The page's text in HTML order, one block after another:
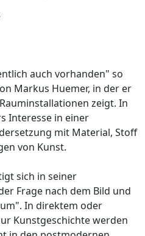
auch vorhanden" so
Markus Huemer, in der er
zeigt. In
Interesse in einer
mit Material, Stoff
von Kunst.
sich in seiner
Frage nach dem Bild und
In direktem oder
Kunstgeschichte werden